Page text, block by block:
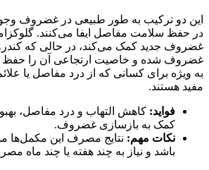
این دو ترکیب به طور طبیعی در غضروف
در حفظ سلامت مفاصل ایفا می‌کنند.
غضروف جدید کمک می‌کند، در حالی که
غضروف شده و خاصیت ارتجاعی آن را حفظ
به ویژه برای کسانی که از درد مفاصل یا
مفید هستند.
فواید: کاهش التهاب و درد مفاصل،
کمک به بازسازی غضروف.
نکات مهم: نتایج مصرف این مکمل‌ها
باشد و نیاز به چند هفته یا چند ماه